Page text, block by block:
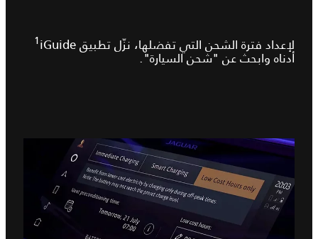
لإعداد فترة الشحن التي تفضلها، نزّل تطبيق iGuide‏ 1
أدناه وابحث عن "شحن السيارة".